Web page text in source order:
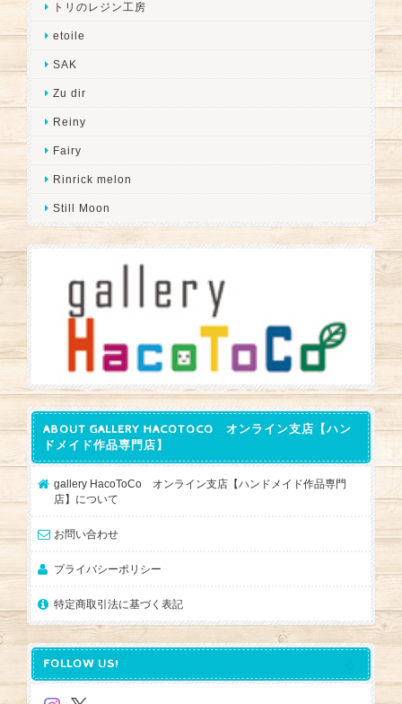
トリのレジン工房
etoile
SAK
Zu dir
Reiny
Fairy
Rinrick melon
Still Moon
ABOUT GALLERY HACOTOCO オンライン支店【ハン
ドメイド作品専門店】
gallery HacoToCo オンライン支店【ハンドメイド作品専門
店】について
お問い合わせ
プライバシーポリシー
特定商取引法に基づく表記
FOLLOW US!